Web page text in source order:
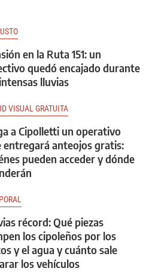
en la Ruta 151: un
quedó encajado durante
lluvias
VISUAL GRATUITA
a Cipolletti un operativo
entregará anteojos gratis:
pueden acceder y dónde
récord: Qué piezas
los cipoleños por los
y el agua y cuánto sale
los vehículos